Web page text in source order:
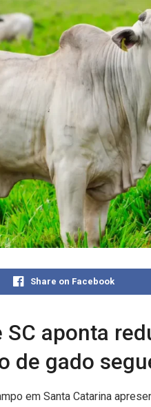
Share on Facebook
aponta
de gado
em Santa Catarina